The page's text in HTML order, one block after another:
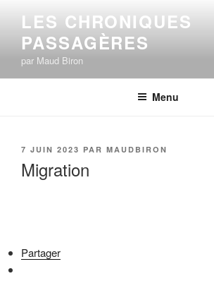
contenu
principal
LES CHRONIQUES
PASSAGÈRES
par Maud Biron
Menu
PUBLIÉ
7 JUIN 2023 PAR MAUDBIRON
Migration
Partager